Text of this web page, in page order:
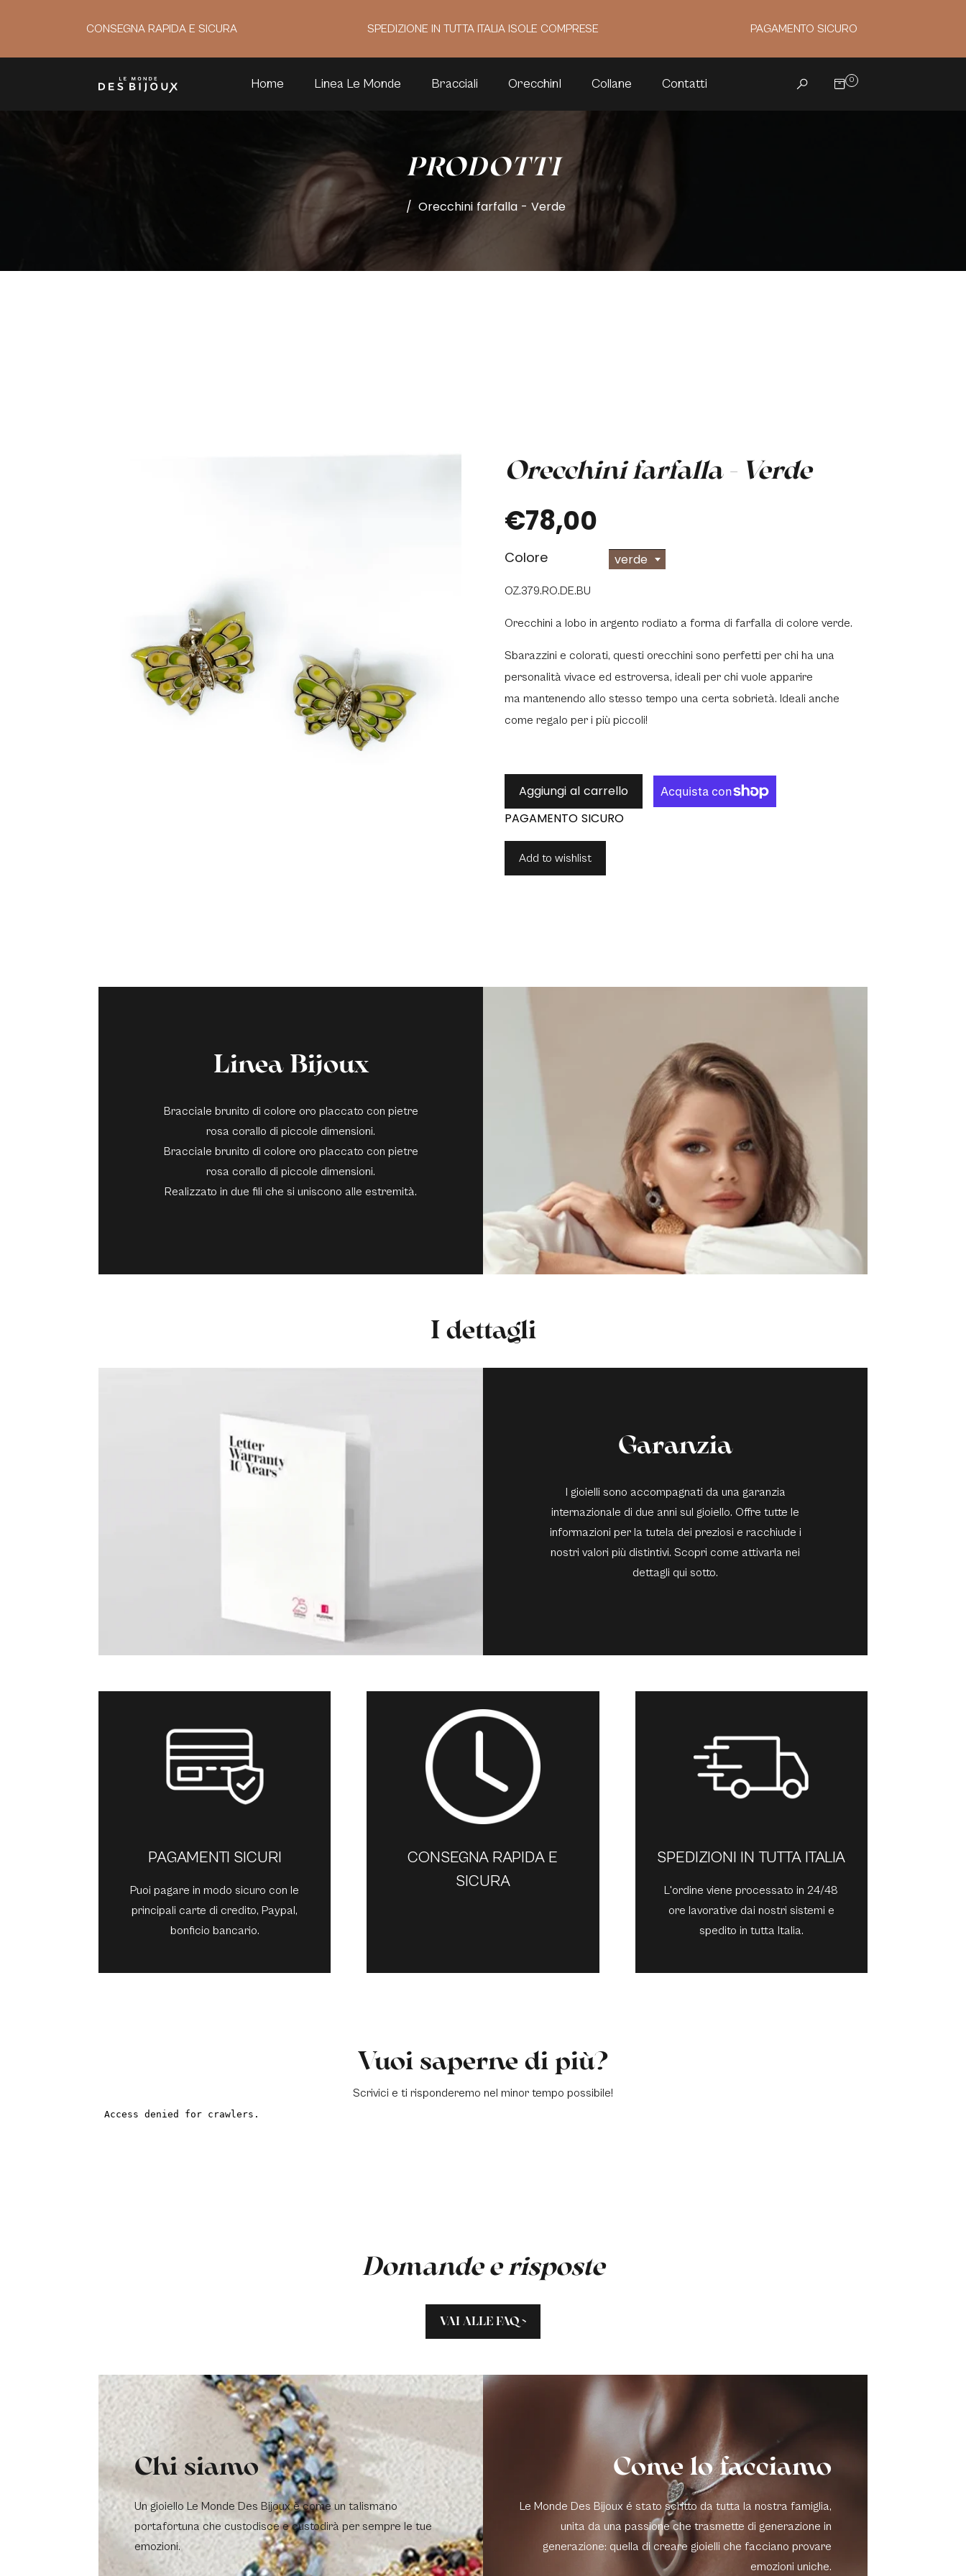
CONSEGNA RAPIDA E SICURA SPEDIZIONE IN TUTTA ITALIA ISOLE COMPRESE PAGAMENTO SICURO
Home Linea Le Monde Bracciali OrecchinI Collane Contatti 0
PRODOTTI
/ Orecchini farfalla - Verde
Orecchini farfalla - Verde
€78,00
Colore verde
OZ.379.RO.DE.BU
Orecchini a lobo in argento rodiato a forma di farfalla di colore verde.
Sbarazzini e colorati, questi orecchini sono perfetti per chi ha una
personalità vivace ed estroversa, ideali per chi vuole apparire
ma mantenendo allo stesso tempo una certa sobrietà. Ideali anche
come regalo per i più piccoli!
Aggiungi al carrello
Add to wishlist
Linea Bijoux
Bracciale brunito di colore oro placcato con pietre
rosa corallo di piccole dimensioni.
Bracciale brunito di colore oro placcato con pietre
rosa corallo di piccole dimensioni.
Realizzato in due fili che si uniscono alle estremità.
I dettagli
Garanzia
I gioielli sono accompagnati da una garanzia
internazionale di due anni sul gioiello. Offre tutte le
informazioni per la tutela dei preziosi e racchiude i
nostri valori più distintivi. Scopri come attivarla nei
dettagli qui sotto.
PAGAMENTI SICURI
Puoi pagare in modo sicuro con le
principali carte di credito, Paypal,
bonficio bancario.
CONSEGNA RAPIDA E
SICURA
SPEDIZIONI IN TUTTA ITALIA
L'ordine viene processato in 24/48
ore lavorative dai nostri sistemi e
spedito in tutta Italia.
Vuoi saperne di più?
Scrivici e ti risponderemo nel minor tempo possibile!
Domande e risposte
VAI ALLE FAQ >
Chi siamo
Un gioiello Le Monde Des Bijoux è come un talismano
portafortuna che custodisce e custodirà per sempre le tue
emozioni.
Come lo facciamo
Le Monde Des Bijoux é stato scritto da tutta la nostra famiglia,
unita da una passione che trasmette di generazione in
generazione: quella di creare gioielli che facciano provare
emozioni uniche.